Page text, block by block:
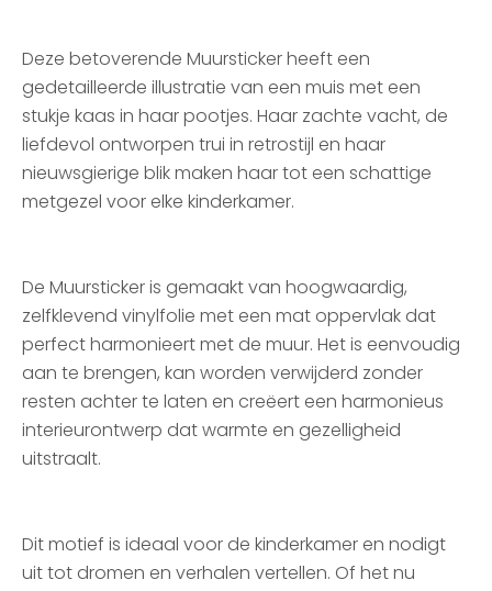
Deze betoverende Muursticker heeft een
gedetailleerde illustratie van een muis met een
stukje kaas in haar pootjes. Haar zachte vacht, de
liefdevol ontworpen trui in retrostijl en haar
nieuwsgierige blik maken haar tot een schattige
metgezel voor elke kinderkamer.
De Muursticker is gemaakt van hoogwaardig,
zelfklevend vinylfolie met een mat oppervlak dat
perfect harmonieert met de muur. Het is eenvoudig
aan te brengen, kan worden verwijderd zonder
resten achter te laten en creëert een harmonieus
interieurontwerp dat warmte en gezelligheid
uitstraalt.
Dit motief is ideaal voor de kinderkamer en nodigt
uit tot dromen en verhalen vertellen. Of het nu